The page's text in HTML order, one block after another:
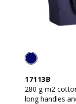
17113B
280 g-m2
long handles